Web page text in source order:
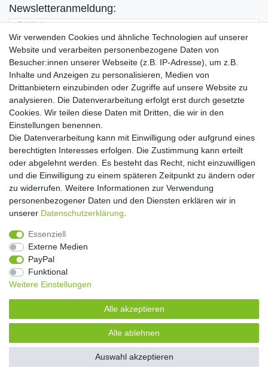
Newsletteranmeldung:
E-MAIL **
Hiermit bestätige ich, dass ich die Daten­schutz­erklärung
Einwilligung kann ich jederzeit widerrufen.**
Abonnieren
** Hierbei handelt es sich um ein Pflichtfeld.
Widerrufs­recht Widerrufs­formular Impressum
Daten­schutz­erklärung AGB Kontakt
Wir verwenden Cookies und ähnliche Technologien auf unserer
Website und verarbeiten personenbezogene Daten von
Besucher:innen unserer Webseite (z.B. IP-Adresse), um z.B.
Inhalte und Anzeigen zu personalisieren, Medien von
Drittanbietern einzubinden oder Zugriffe auf unsere Website zu
analysieren. Die Datenverarbeitung erfolgt erst durch gesetzte
Cookies. Wir teilen diese Daten mit Dritten, die wir in den
Einstellungen benennen.
Die Datenverarbeitung kann mit Einwilligung oder aufgrund eines
berechtigten Interesses erfolgen. Die Zustimmung kann erteilt
oder abgelehnt werden. Es besteht das Recht, nicht einzuwilligen
und die Einwilligung zu einem späteren Zeitpunkt zu ändern oder
zu widerrufen. Weitere Informationen zur Verwendung
personenbezogener Daten und den Diensten erklären wir in
unserer Daten­schutz­erklärung
Essenziell
Externe Medien
PayPal
Funktional
Weitere Einstellungen
Alle akzeptieren
Alle ablehnen
Auswahl akzeptieren
Copyright 2016 | Dekushop.de | Alle Rechte vorbehalten. |
Angebote gelten nur für Industrie, Handel, Handwerk und
Widerrufs­recht
Daten­schutz­erklärung AGB Kontakt